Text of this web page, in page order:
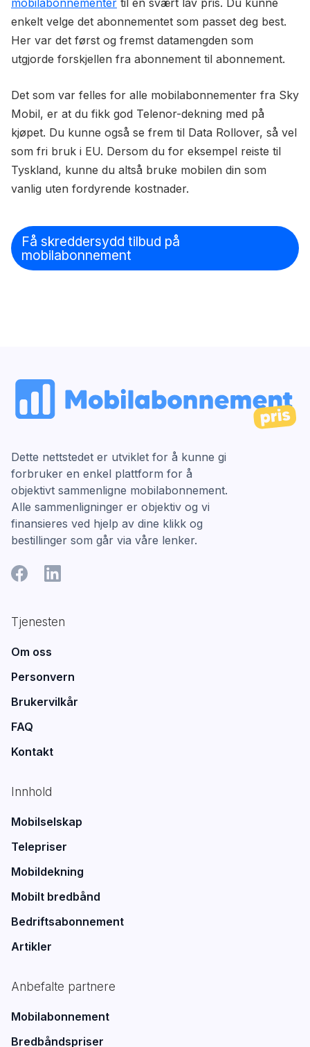
mobilabonnementer til en svært lav pris. Du kunne
enkelt velge det abonnementet som passet deg best.
Her var det først og fremst datamengden som
utgjorde forskjellen fra abonnement til abonnement.
Det som var felles for alle mobilabonnementer fra Sky
Mobil, er at du fikk god Telenor-dekning med på
kjøpet. Du kunne også se frem til Data Rollover, så vel
som fri bruk i EU. Dersom du for eksempel reiste til
Tyskland, kunne du altså bruke mobilen din som
vanlig uten fordyrende kostnader.
Få skreddersydd tilbud på
mobilabonnement
Dette nettstedet er utviklet for å kunne gi
forbruker en enkel plattform for å
objektivt sammenligne mobilabonnement.
Alle sammenligninger er objektiv og vi
finansieres ved hjelp av dine klikk og
bestillinger som går via våre lenker.
Tjenesten
Om oss
Personvern
Brukervilkår
FAQ
Kontakt
Innhold
Mobilselskap
Telepriser
Mobildekning
Mobilt bredbånd
Bedriftsabonnement
Artikler
Anbefalte partnere
Mobilabonnement
Bredbåndspriser